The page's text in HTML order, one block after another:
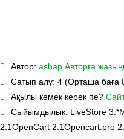
Автор: ashap Авторға
Сатып алу: 4 (Орташа баға
Ақылы көмек керек пе?
Сыйымдылық: LiveStore 3.*
2.1OpenCart 2.1Opencart.pro